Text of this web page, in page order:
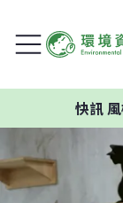
風機離聚